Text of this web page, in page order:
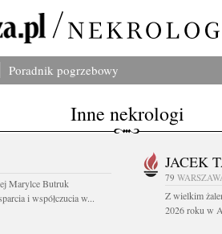
Poradnik pogrzebowy
Inne nekrologi
Marylce Butruk
i współczucia w...
JACEK
79
Z wielkim
2026 roku w